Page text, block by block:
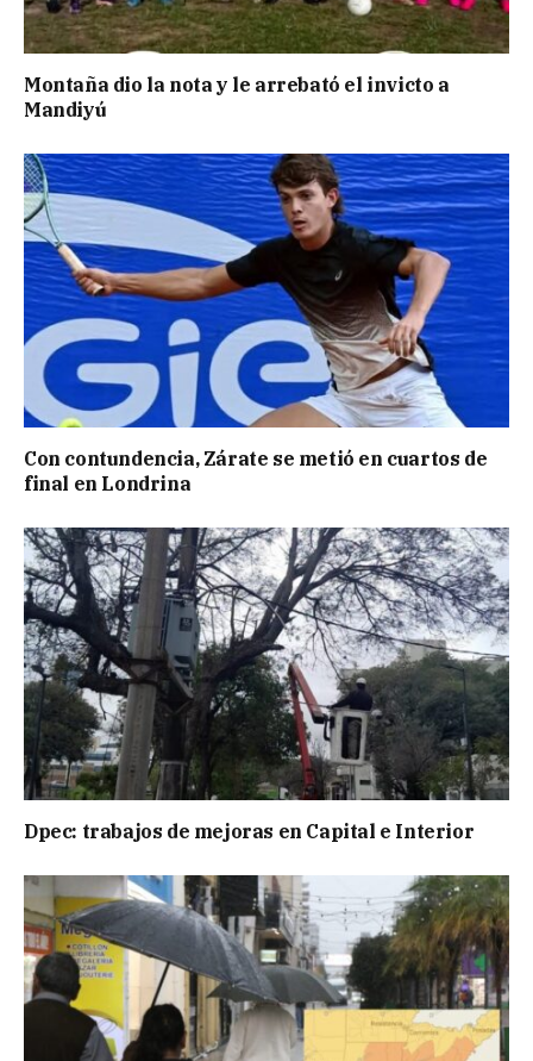
Montaña dio la nota y le arrebató el invicto a
Mandiyú
Con contundencia, Zárate se metió en cuartos de
final en Londrina
Dpec: trabajos de mejoras en Capital e Interior